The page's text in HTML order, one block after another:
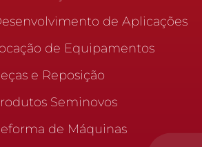
de Aplicações
de Equipamentos
e Reposição
Seminovos
de Máquinas